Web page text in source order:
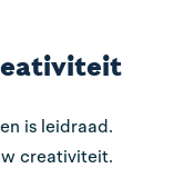
is leidraad.
creativiteit.